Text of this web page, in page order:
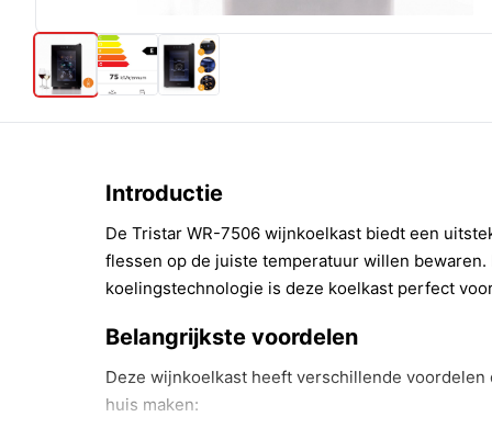
Introductie
De Tristar WR-7506 wijnkoelkast biedt een
flessen op de juiste temperatuur willen
koelingstechnologie is deze koelkast perfect
Belangrijkste voordelen
Deze wijnkoelkast heeft verschillende
huis maken: